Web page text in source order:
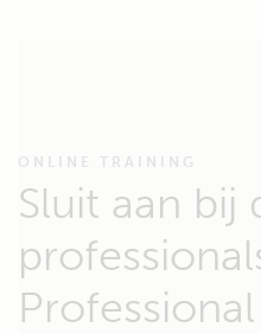
ONLINE TRAINING
Sluit aan bij
Professional